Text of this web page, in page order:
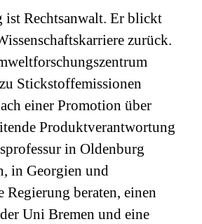
Rechtsanwalt. Er blickt
zurück.
Stickstoffemissionen
einer Promotion über
Produktverantwortung
in Oldenburg
in Georgien und
Regierung beraten, einen
Uni Bremen und eine